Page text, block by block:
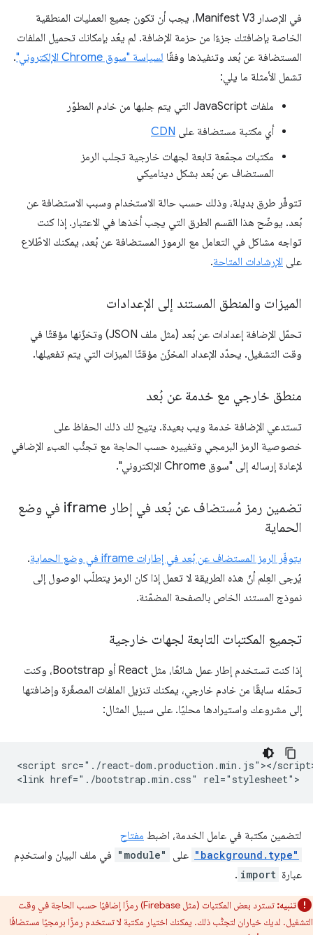
في الإصدار Manifest V3، يجب أن تكون جميع العمليات المنطقية
الخاصة بإضافتك جزءًا من حزمة الإضافة. لم يعُد بإمكانك تحميل الملفات
المستضافة عن بُعد وتنفيذها وفقًا لسياسة "سوق Chrome الإلكتروني"
.
تشمل الأمثلة ما يلي:
ملفات JavaScript التي يتم جلبها من خادم المطوّر
أي مكتبة مستضافة على CDN
مكتبات مجمّعة تابعة لجهات خارجية تجلب الرمز
المستضاف عن بُعد بشكل ديناميكي
تتوفّر طرق بديلة، وذلك حسب حالة الاستخدام وسبب الاستضافة عن
بُعد. يوضّح هذا القسم الطرق التي يجب أخذها في الاعتبار. إذا كنت
تواجه مشاكل في التعامل مع الرموز المستضافة عن بُعد، يمكنك الاطّلاع
على الإرشادات المتاحة.
الميزات والمنطق المستند إلى الإعدادات
تحمّل الإضافة إعدادات عن بُعد (مثل ملف JSON) وتخزّنها مؤقتًا في
وقت التشغيل. يحدّد الإعداد المخزّن مؤقتًا الميزات التي يتم تفعيلها.
منطق خارجي مع خدمة عن بُعد
تستدعي الإضافة خدمة ويب بعيدة. يتيح لك ذلك الحفاظ على
خصوصية الرمز البرمجي وتغييره حسب الحاجة مع تجنُّب العبء الإضافي
لإعادة إرساله إلى "سوق Chrome الإلكتروني".
تضمين رمز مُستضاف عن بُعد في إطار iframe في وضع
الحماية
يتوفّر الرمز المستضاف عن بُعد في إطارات iframe في وضع الحماية
.
يُرجى العِلم أنّ هذه الطريقة لا تعمل إذا كان الرمز يتطلّب الوصول إلى
نموذج المستند الخاص بالصفحة المضمّنة.
تجميع المكتبات التابعة لجهات خارجية
إذا كنت تستخدم إطار عمل شائعًا، مثل React أو Bootstrap، وكنت
تحمّله سابقًا من خادم خارجي، يمكنك تنزيل الملفات المصغّرة وإضافتها
إلى مشروعك واستيرادها محليًا. على سبيل المثال:
<script src="./react-dom.production.min.js"></
لتضمين مكتبة في عامل الخدمة، اضبط مفتاح
"background.type" على "module" في ملف البيان واستخدِم
عبارة import
.
تنبيه:
تسترد بعض المكتبات (مثل Firebase) رمزًا إضافيًا حسب الحاجة في وقت
التشغيل. لديك خياران لتجنُّب ذلك. يمكنك اختيار مكتبة لا تستخدم رمزًا برمجيًا مستضافًا